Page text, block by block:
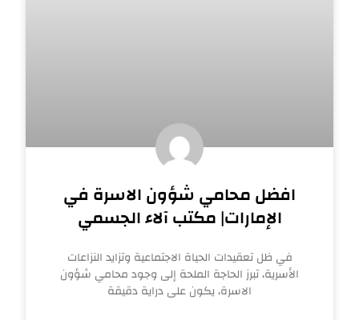
افضل محامي شؤون الاسرة في
الإمارات| مكتب آلاء الجسمي
في ظل تعقيدات الحياة الاجتماعية وتزايد النزاعات
الأسرية، تبرز الحاجة الملحة إلى وجود محامي شؤون
الاسرة، يكون على دراية دقيقة